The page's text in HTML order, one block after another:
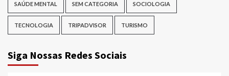
SAÚDE MENTAL SEM CATEGORIA SOCIOLOGIA
TECNOLOGIA TRIPADVISOR TURISMO
Siga Nossas Redes Sociais